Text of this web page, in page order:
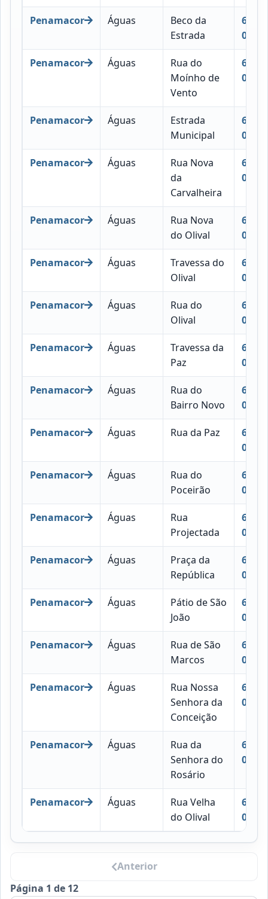
Penamacor Águas
Beco da
Estrada
6090-
050
Penamacor Águas
Rua do
Moínho de
Vento
6090-
043
Penamacor Águas
Estrada
Municipal
6090-
018
Penamacor Águas
Rua Nova
da
Carvalheira
6090-
051
Penamacor Águas
Rua Nova
do Olival
6090-
052
Penamacor Águas
Travessa do
Olival
6090-
059
Penamacor Águas
Rua do
Olival
6090-
044
Penamacor Águas
Travessa da
Paz
6090-
057
Penamacor Águas
Rua do
Bairro Novo
6090-
037
Penamacor Águas Rua da Paz
6090-
032
Penamacor Águas
Rua do
Poceirão
6090-
045
Penamacor Águas
Rua
Projectada
6090-
054
Penamacor Águas
Praça da
República
6090-
026
Penamacor Águas
Pátio de São
João
6090-
023
Penamacor Águas
Rua de São
Marcos
6090-
036
Penamacor Águas
Rua Nossa
Senhora da
Conceição
6090-
033
Penamacor Águas
Rua da
Senhora do
Rosário
6090-
034
Penamacor Águas
Rua Velha
do Olival
6090-
055
Anterior
Página 1 de 12